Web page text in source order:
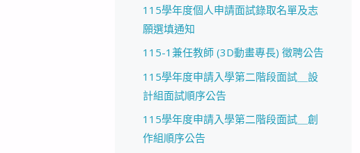
115學年度個人申請面試錄取名單及志
願選填通知
115-1兼任教師 (3D動畫專長) 徵聘公告
115學年度申請入學第二階段面試＿設
計組面試順序公告
115學年度申請入學第二階段面試＿創
作組順序公告